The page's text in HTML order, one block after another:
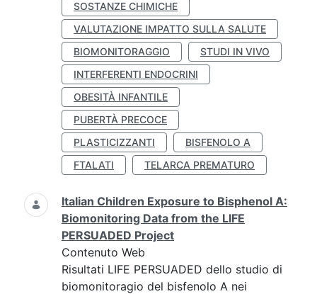
SOSTANZE CHIMICHE
VALUTAZIONE IMPATTO SULLA SALUTE
BIOMONITORAGGIO
STUDI IN VIVO
INTERFERENTI ENDOCRINI
OBESITÀ INFANTILE
PUBERTÀ PRECOCE
PLASTICIZZANTI
BISFENOLO A
FTALATI
TELARCA PREMATURO
Italian Children Exposure to Bisphenol A:
Biomonitoring Data from the LIFE
PERSUADED Project
Contenuto Web
Risultati LIFE PERSUADED dello studio di
biomonitoragio del bisfenolo A nei